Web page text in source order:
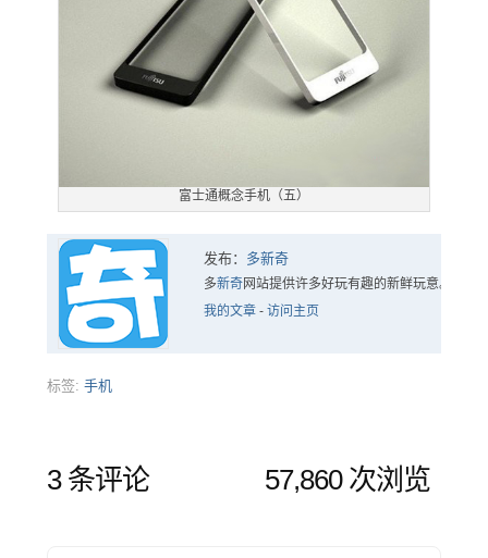
富士通概念手机（五）
发布： 多新奇
多新奇网站提供许多好玩有趣的新鲜玩意。
我的文章- 访问主页
标签: 手机
3 条评论 57,860 次浏览